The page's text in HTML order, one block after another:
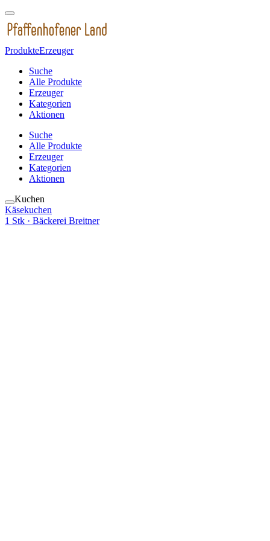
ProdukteErzeuger
Suche
Alle Produkte
Erzeuger
Kategorien
Aktionen
Suche
Alle Produkte
Erzeuger
Kategorien
Aktionen
Kuchen
Käsekuchen
1 Stk · Bäckerei Breitner